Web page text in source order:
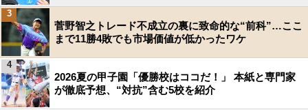
菅野智之トレード不成立の裏に致命的な“前科”…ここ
まで11勝4敗でも市場価値が低かったワケ
3
2026夏の甲子園「優勝校はココだ！」 本紙と専門家
が徹底予想、“対抗”含む5校を紹介
4